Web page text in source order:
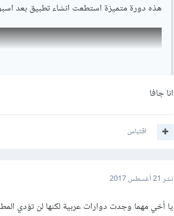
هذه دورة متميزة استطعت انشاء تطبيق بعد
انا جافا
اقتباس
نشر 21 أغسطس 2017
يا أخي مهما وجدت دوارات عربية لكنها لن تؤدي